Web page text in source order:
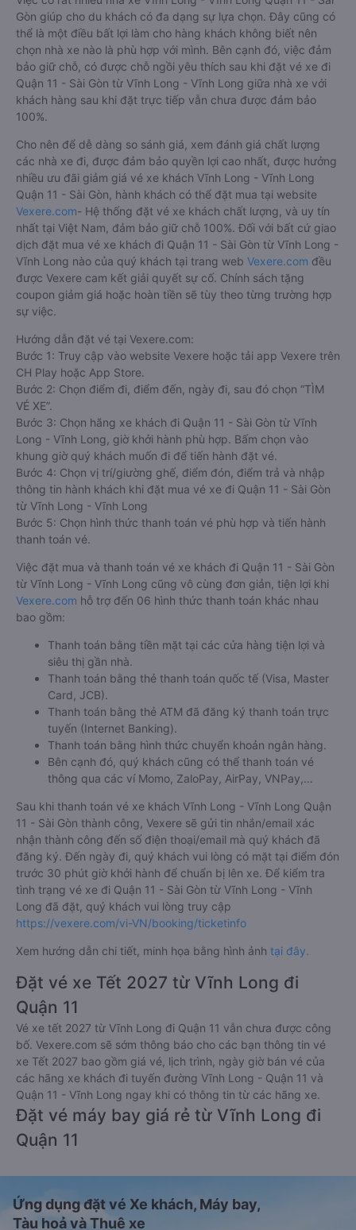
Gòn giúp cho du khách có đa dạng sự lựa chọn. Đây cũng có
thể là một điều bất lợi làm cho hàng khách không biết nên
chọn nhà xe nào là phù hợp với mình. Bên cạnh đó, việc đảm
bảo giữ chỗ, có được chỗ ngồi yêu thích sau khi đặt vé xe đi
Quận 11 - Sài Gòn từ Vĩnh Long - Vĩnh Long giữa nhà xe với
khách hàng sau khi đặt trực tiếp vẫn chưa được đảm bảo
100%.
Cho nên để dễ dàng so sánh giá, xem đánh giá chất lượng
các nhà xe đi, được đảm bảo quyền lợi cao nhất, được hưởng
nhiều ưu đãi giảm giá vé xe khách Vĩnh Long - Vĩnh Long
Quận 11 - Sài Gòn, hành khách có thể đặt mua tại website
Vexere.com- Hệ thống đặt vé xe khách chất lượng, và uy tín
nhất tại Việt Nam, đảm bảo giữ chỗ 100%. Đối với bất cứ giao
dịch đặt mua vé xe khách đi Quận 11 - Sài Gòn từ Vĩnh Long -
Vĩnh Long nào của quý khách tại trang web Vexere.com đều
được Vexere cam kết giải quyết sự cố. Chính sách tặng
coupon giảm giá hoặc hoàn tiền sẽ tùy theo từng trường hợp
sự việc.
Hướng dẫn đặt vé tại Vexere.com:
Bước 1: Truy cập vào website Vexere hoặc tải app Vexere trên
CH Play hoặc App Store.
Bước 2: Chọn điểm đi, điểm đến, ngày đi, sau đó chọn “TÌM
VÉ XE”.
Bước 3: Chọn hãng xe khách đi Quận 11 - Sài Gòn từ Vĩnh
Long - Vĩnh Long, giờ khởi hành phù hợp. Bấm chọn vào
khung giờ quý khách muốn đi để tiến hành đặt vé.
Bước 4: Chọn vị trí/giường ghế, điểm đón, điểm trả và nhập
thông tin hành khách khi đặt mua vé xe đi Quận 11 - Sài Gòn
từ Vĩnh Long - Vĩnh Long
Bước 5: Chọn hình thức thanh toán vé phù hợp và tiến hành
thanh toán vé.
Việc đặt mua và thanh toán vé xe khách đi Quận 11 - Sài Gòn
từ Vĩnh Long - Vĩnh Long cũng vô cùng đơn giản, tiện lợi khi
Vexere.com hỗ trợ đến 06 hình thức thanh toán khác nhau
bao gồm:
Thanh toán bằng tiền mặt tại các cửa hàng tiện lợi và
siêu thị gần nhà.
Thanh toán bằng thẻ thanh toán quốc tế (Visa, Master
Card, JCB).
Thanh toán bằng thẻ ATM đã đăng ký thanh toán trực
tuyến (Internet Banking).
Thanh toán bằng hình thức chuyển khoản ngân hàng.
Bên cạnh đó, quý khách cũng có thể thanh toán vé
thông qua các ví Momo, ZaloPay, AirPay, VNPay,…
Sau khi thanh toán vé xe khách Vĩnh Long - Vĩnh Long Quận
11 - Sài Gòn thành công, Vexere sẽ gửi tin nhắn/email xác
nhận thành công đến số điện thoại/email mà quý khách đã
đăng ký. Đến ngày đi, quý khách vui lòng có mặt tại điểm đón
trước 30 phút giờ khởi hành để chuẩn bị lên xe. Để kiểm tra
tình trạng vé xe đi Quận 11 - Sài Gòn từ Vĩnh Long - Vĩnh
Long đã đặt, quý khách vui lòng truy cập
https://vexere.com/vi-VN/booking/ticketinfo
Xem hướng dẫn chi tiết, minh họa bằng hình ảnh tại đây.
Đặt vé xe Tết 2027 từ Vĩnh Long đi
Quận 11
Vé xe tết 2027 từ Vĩnh Long đi Quận 11 vẫn chưa được công
bố. Vexere.com sẽ sớm thông báo cho các bạn thông tin vé
xe Tết 2027 bao gồm giá vé, lịch trình, ngày giờ bán vé của
các hãng xe khách đi tuyến đường Vĩnh Long - Quận 11 và
Quận 11 - Vĩnh Long ngay khi có thông tin từ các hãng xe.
Đặt vé máy bay giá rẻ từ Vĩnh Long đi
Quận 11
Ứng dụng đặt vé Xe khách, Máy bay,
Tàu hoả và Thuê xe